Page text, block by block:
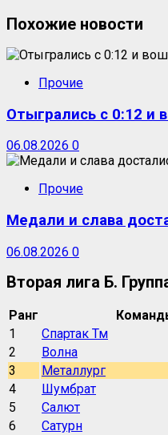
Похожие новости
Прочие
Отыгрались с 0:12 и
06.08.2026 0
Прочие
Медали и слава
06.08.2026 0
Вторая лига Б.
Ранг
1
Спартак Тм
2
Волна
3
Металлург
4
Шумбрат
5
Салют
6
Сатурн